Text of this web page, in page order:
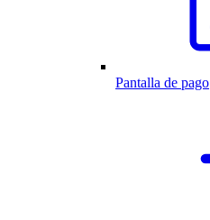
Pantalla de pago